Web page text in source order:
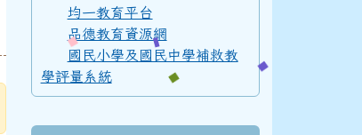
111學年度(112年6月)第53屆教師
110學年度(111年6月)第52屆乙班
均一教育平台
品德教育資源網
國民小學及國民中學補救教
學評量系統